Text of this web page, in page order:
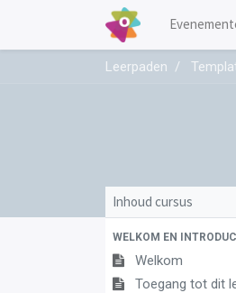
Leerpaden
Inhoud cursus
WELKOM EN
Welkom
Toegang tot dit